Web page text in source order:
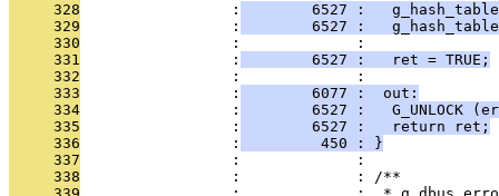
     328
                 :
6527 :
     329
                 :
6527 :
     330
                 :             :
     331
                 :
        6527 :   ret = TRUE;
     332
                 :             :
     333
                 :
        6077 :  out:
     334
                 :
6527 :   G_UNLOCK
     335
                 :
        6527 :   return ret;
     336
                 :
         450 : }
     337
                 :             :
     338
                 :             : /**